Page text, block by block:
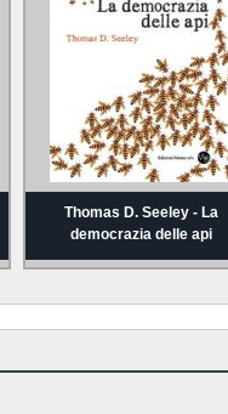
Thomas D. Seeley - La
democrazia delle api